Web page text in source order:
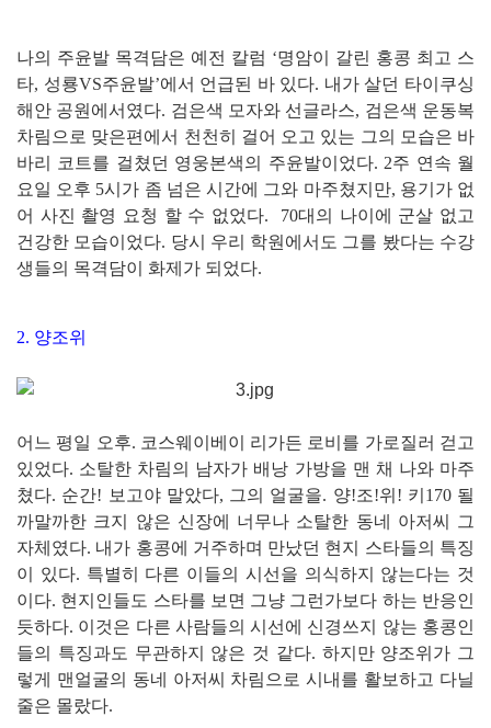
나의 주윤발 목격담은 예전 칼럼 ‘명암이 갈린 홍콩 최고 스
타, 성룡VS주윤발’에서 언급된 바 있다. 내가 살던 타이쿠싱
해안 공원에서였다. 검은색 모자와 선글라스, 검은색 운동복
차림으로 맞은편에서 천천히 걸어 오고 있는 그의 모습은 바
바리 코트를 걸쳤던 영웅본색의 주윤발이었다. 2주 연속 월
요일 오후 5시가 좀 넘은 시간에 그와 마주쳤지만, 용기가 없
어 사진 촬영 요청 할 수 없었다. 70대의 나이에 군살 없고
건강한 모습이었다. 당시 우리 학원에서도 그를 봤다는 수강
생들의 목격담이 화제가 되었다.
2. 양조위
어느 평일 오후. 코스웨이베이 리가든 로비를 가로질러 걷고
있었다. 소탈한 차림의 남자가 배낭 가방을 맨 채 나와 마주
쳤다. 순간! 보고야 말았다, 그의 얼굴을. 양!조!위! 키170 될
까말까한 크지 않은 신장에 너무나 소탈한 동네 아저씨 그
자체였다. 내가 홍콩에 거주하며 만났던 현지 스타들의 특징
이 있다. 특별히 다른 이들의 시선을 의식하지 않는다는 것
이다. 현지인들도 스타를 보면 그냥 그런가보다 하는 반응인
듯하다. 이것은 다른 사람들의 시선에 신경쓰지 않는 홍콩인
들의 특징과도 무관하지 않은 것 같다. 하지만 양조위가 그
렇게 맨얼굴의 동네 아저씨 차림으로 시내를 활보하고 다닐
줄은 몰랐다.